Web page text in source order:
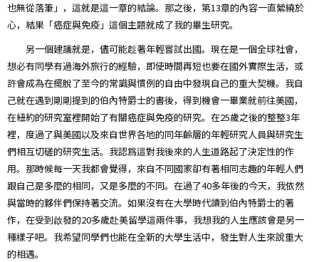
也無從落筆」，這就是這一章的結論。那之後，第13章的內容一直縈繞於
心，結果「癌症與免疫」這個主題就成了我的畢生研究。
另一個建議就是，儘可能趁著年輕嘗試出國。現在是一個全球社會，
想必有同學有過海外旅行的經驗，即使時間再短也要在國外實際生活，或
許會成為在擺脫了至今的常識與慣例的自由中發現自己的重大契機。我自
己就在遇到剛剛提到的伯內特爵士的書後，得到機會一畢業就前往美國，
在紐約的研究室裡開始了有關癌症與免疫的研究。在25歲之後的整整3年
裡，度過了與美國以及來自世界各地的同年齡層的年輕研究人員與研究生
們相互切磋的研究生活。我認爲這對我後來的人生道路起了決定性的作
用。那時候每一天我都會覺得，來自不同國家卻有著相同志趣的年輕人們
跟自己是多麼的相同，又是多麼的不同。在過了40多年後的今天，我依然
與當時的夥伴們保持著交流。如果沒有在大學時代讀到伯內特爵士的著
作，在受到啟發的20多歲赴美留學這兩件事，我想我的人生應該會是另一
種樣子吧。我希望同學們也能在全新的大學生活中，發生對人生來說重大
的相遇。